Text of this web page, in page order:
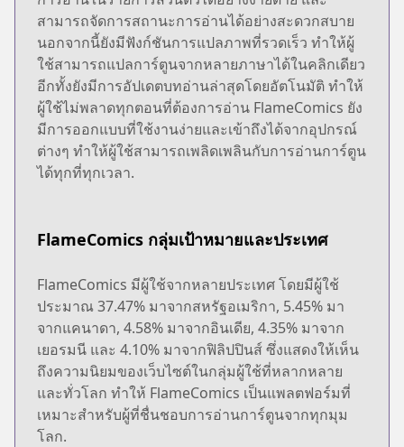
สามารถจัดการสถานะการอ่านได้อย่างสะดวกสบาย
นอกจากนี้ยังมีฟังก์ชันการแปลภาพที่รวดเร็ว ทำให้ผู้
ใช้สามารถแปลการ์ตูนจากหลายภาษาได้ในคลิกเดียว
อีกทั้งยังมีการอัปเดตบทอ่านล่าสุดโดยอัตโนมัติ ทำให้
ผู้ใช้ไม่พลาดทุกตอนที่ต้องการอ่าน FlameComics ยัง
มีการออกแบบที่ใช้งานง่ายและเข้าถึงได้จากอุปกรณ์
ต่างๆ ทำให้ผู้ใช้สามารถเพลิดเพลินกับการอ่านการ์ตูน
ได้ทุกที่ทุกเวลา.
FlameComics กลุ่มเป้าหมายและประเทศ
FlameComics มีผู้ใช้จากหลายประเทศ โดยมีผู้ใช้
ประมาณ 37.47% มาจากสหรัฐอเมริกา, 5.45% มา
จากแคนาดา, 4.58% มาจากอินเดีย, 4.35% มาจาก
เยอรมนี และ 4.10% มาจากฟิลิปปินส์ ซึ่งแสดงให้เห็น
ถึงความนิยมของเว็บไซต์ในกลุ่มผู้ใช้ที่หลากหลาย
และทั่วโลก ทำให้ FlameComics เป็นแพลตฟอร์มที่
เหมาะสำหรับผู้ที่ชื่นชอบการอ่านการ์ตูนจากทุกมุม
โลก.